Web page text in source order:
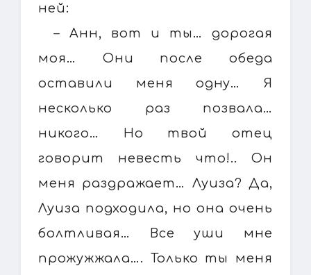
ней:
– Анн, вот и ты… дорогая
моя… Они после обеда
оставили меня одну… Я
несколько раз позвала…
никого… Но твой отец
говорит невесть что!.. Он
меня раздражает… Луиза? Да,
Луиза подходила, но она очень
болтливая… Все уши мне
прожужжала…. Только ты меня